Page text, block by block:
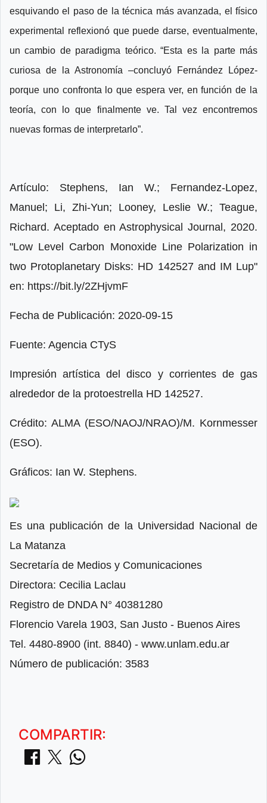
esquivando el paso de la técnica más avanzada, el físico
experimental reflexionó que puede darse, eventualmente,
un cambio de paradigma teórico. “Esta es la parte más
curiosa de la Astronomía –concluyó Fernández López-
porque uno confronta lo que espera ver, en función de la
teoría, con lo que finalmente ve. Tal vez encontremos
nuevas formas de interpretarlo”.
Artículo: Stephens, Ian W.; Fernandez-Lopez,
Manuel; Li, Zhi-Yun; Looney, Leslie W.; Teague,
Richard. Aceptado en Astrophysical Journal, 2020.
"Low Level Carbon Monoxide Line Polarization in
two Protoplanetary Disks: HD 142527 and IM Lup"
en: https://bit.ly/2ZHjvmF
Fecha de Publicación: 2020-09-15
Fuente: Agencia CTyS
Impresión artística del disco y corrientes de gas
alrededor de la protoestrella HD 142527.
Crédito: ALMA (ESO/NAOJ/NRAO)/M. Kornmesser
(ESO).
Gráficos: Ian W. Stephens.
Es una publicación de la Universidad Nacional de
La Matanza
Secretaría de Medios y Comunicaciones
Directora: Cecilia Laclau
Registro de DNDA N° 40381280
Florencio Varela 1903, San Justo - Buenos Aires
Tel. 4480-8900 (int. 8840) - www.unlam.edu.ar
Número de publicación: 3583
COMPARTIR: